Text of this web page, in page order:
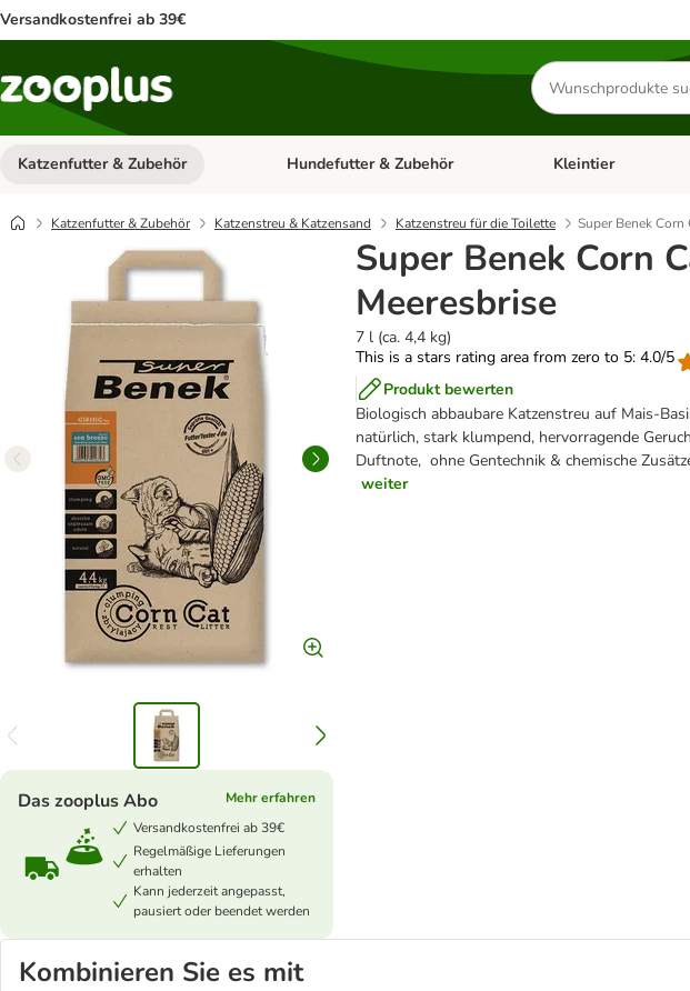
Versandkostenfrei ab 39€
Produkte
suchen
Katzenfutter & Zubehör Kategorie-Menü öffnen: Katzenfutter & Zubehör
Hundefutter & Zubehör Kategorie-Menü
Kleintier
Katzenfutter & Zubehör Katzenstreu & Katzensand Katzenstreu für die Toilette Super Benek Corn
Super Benek Corn
Meeresbrise
7 l (ca. 4,4 kg)
This is a stars rating area from zero to 5: 4.0/5
Produkt bewerten
Biologisch abbaubare Katzenstreu auf Mais-
natürlich, stark klumpend, hervorragende
Duftnote, ohne Gentechnik & chemische
weiter
Das zooplus Abo
Mehr erfahren
Versandkostenfrei ab 39€
Regelmäßige Lieferungen
erhalten
Kann jederzeit angepasst,
pausiert oder beendet werden
Kombinieren Sie es mit